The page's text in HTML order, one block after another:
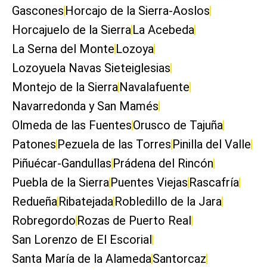
Gascones Horcajo de la Sierra-Aoslos
Horcajuelo de la Sierra La Acebeda
La Serna del Monte Lozoya
Lozoyuela Navas Sieteiglesias
Montejo de la Sierra Navalafuente
Navarredonda y San Mamés
Olmeda de las FuentesOrusco de Tajuña
Patones Pezuela de las Torres Pinilla del Valle
Piñuécar-Gandullas Prádena del Rincón
Puebla de la Sierra Puentes Viejas Rascafría
Redueña Ribatejada Robledillo de la Jara
Robregordo Rozas de Puerto Real
San Lorenzo de El Escorial
Santa María de la AlamedaSantorcaz